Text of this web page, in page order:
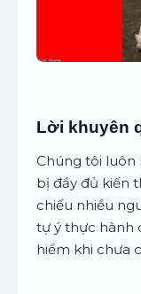
Lời khuyên
Chúng tôi luôn
bị đầy đủ kiến
chiếu nhiều
tự ý thực hành
hiểm khi chưa